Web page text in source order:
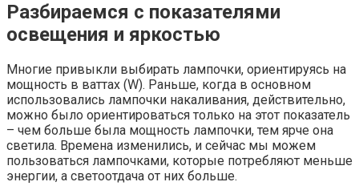
Разбираемся с показателями
освещения и яркостью
Многие привыкли выбирать лампочки, ориентируясь на
мощность в ваттах (W). Раньше, когда в основном
использовались лампочки накаливания, действительно,
можно было ориентироваться только на этот показатель
– чем больше была мощность лампочки, тем ярче она
светила. Времена изменились, и сейчас мы можем
пользоваться лампочками, которые потребляют меньше
энергии, а светоотдача от них больше.